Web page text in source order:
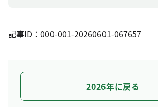
記事ID：000-001-20260601-067657
2026年に戻る